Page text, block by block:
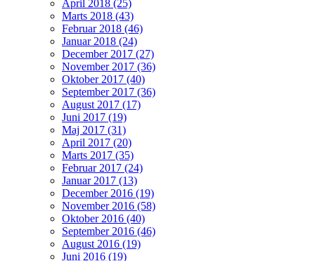
April 2018 (25)
Marts 2018 (43)
Februar 2018 (46)
Januar 2018 (24)
December 2017 (27)
November 2017 (36)
Oktober 2017 (40)
September 2017 (36)
August 2017 (17)
Juni 2017 (19)
Maj 2017 (31)
April 2017 (20)
Marts 2017 (35)
Februar 2017 (24)
Januar 2017 (13)
December 2016 (19)
November 2016 (58)
Oktober 2016 (40)
September 2016 (46)
August 2016 (19)
Juni 2016 (19)